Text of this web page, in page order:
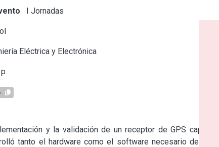
I Jornadas
Eléctrica y Electrónica
y la validación de un receptor de GPS capaz de
tanto el hardware como el software necesario debiendo